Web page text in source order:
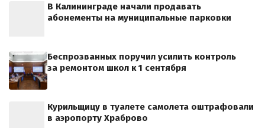
В Калининграде начали продавать
абонементы на муниципальные парковки
Беспрозванных поручил усилить контроль
за ремонтом школ к 1 сентября
Курильщицу в туалете самолета оштрафовали
в аэропорту Храброво